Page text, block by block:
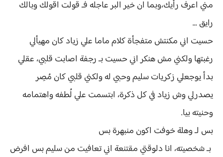
مني اعرف رأيك،وبما ان خير البر عاجله فـ قولت اقولك وبالك
رايق ...
حسيت اني مكنتش متفجأة كلام ماما علي زياد كان مهيألي
رغبتها ولكني مش هنكر اني حسيت بـ رجفة اصابت قلبي، عقلي
بدأ يوجعلي زكريات سليم وحبي له ولكني قلبي كان مُصِر
يصدرلي وش زياد في كل ذكرة، ابتسمت علي لُطفه واهتمامه
وحنيته بيا.
بس لـ وهلة خوفت اكون منبهرة بس
بـ شخصيته، انا دلوقتي مقتنعة اني تعافيت من سليم بس افرض